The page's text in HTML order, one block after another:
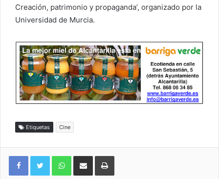
Creación, patrimonio y propaganda’, organizado por la
Universidad de Murcia.
Etiquetas Cine
WhatsAppCompartir por correo electrónicoImprimir